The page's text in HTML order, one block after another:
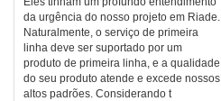
da urgência do nosso projeto em Riade.
Naturalmente, o serviço de primeira
linha deve ser suportado por um
produto de primeira linha, e a qualidade
do seu produto atende e excede nossos
altos padrões. Considerando t